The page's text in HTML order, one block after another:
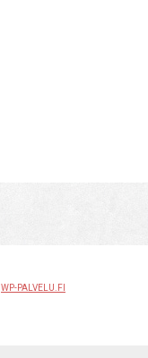
WP-PALVELU.FI